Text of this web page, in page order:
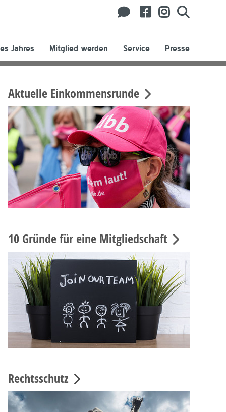
Jahres Mitglied werden Service Presse
Aktuelle Einkommensrunde
10 Gründe für eine Mitgliedschaft
Rechtsschutz